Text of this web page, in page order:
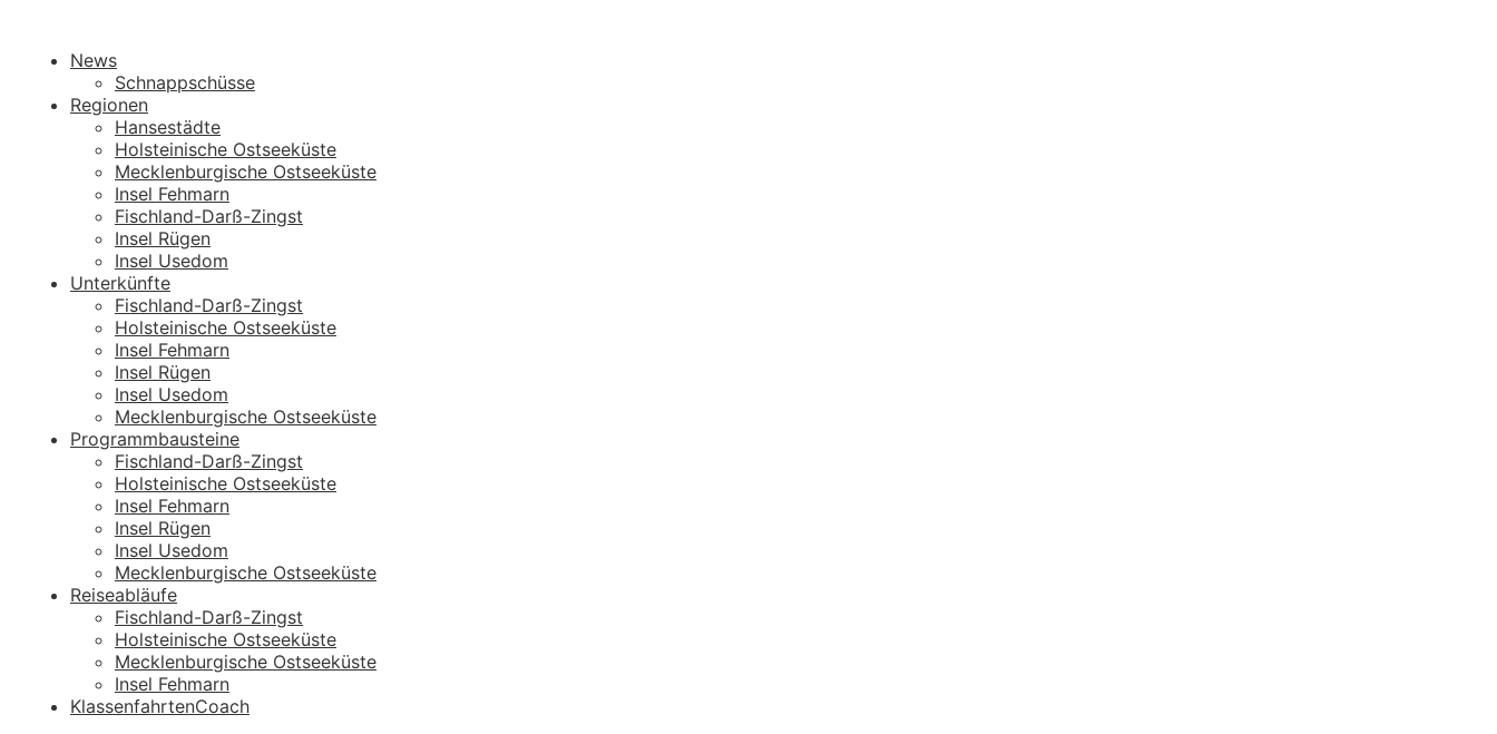
News
Schnappschüsse
Regionen
Hansestädte
Holsteinische Ostseeküste
Mecklenburgische Ostseeküste
Insel Fehmarn
Fischland-Darß-Zingst
Insel Rügen
Insel Usedom
Unterkünfte
Fischland-Darß-Zingst
Holsteinische Ostseeküste
Insel Fehmarn
Insel Rügen
Insel Usedom
Mecklenburgische Ostseeküste
Programmbausteine
Fischland-Darß-Zingst
Holsteinische Ostseeküste
Insel Fehmarn
Insel Rügen
Insel Usedom
Mecklenburgische Ostseeküste
Reiseabläufe
Fischland-Darß-Zingst
Holsteinische Ostseeküste
Mecklenburgische Ostseeküste
Insel Fehmarn
KlassenfahrtenCoach